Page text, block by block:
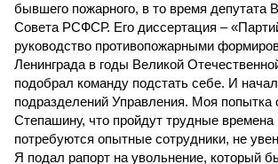
бывшего пожарного, в то время депутата
Совета РСФСР. Его диссертация –
руководство противопожарными
Ленинграда в годы Великой
подобрал команду подстать себе. И
подразделений Управления. Моя попытка
Степашину, что пройдут трудные времена
потребуются опытные сотрудники, не
Я подал рапорт на увольнение, который